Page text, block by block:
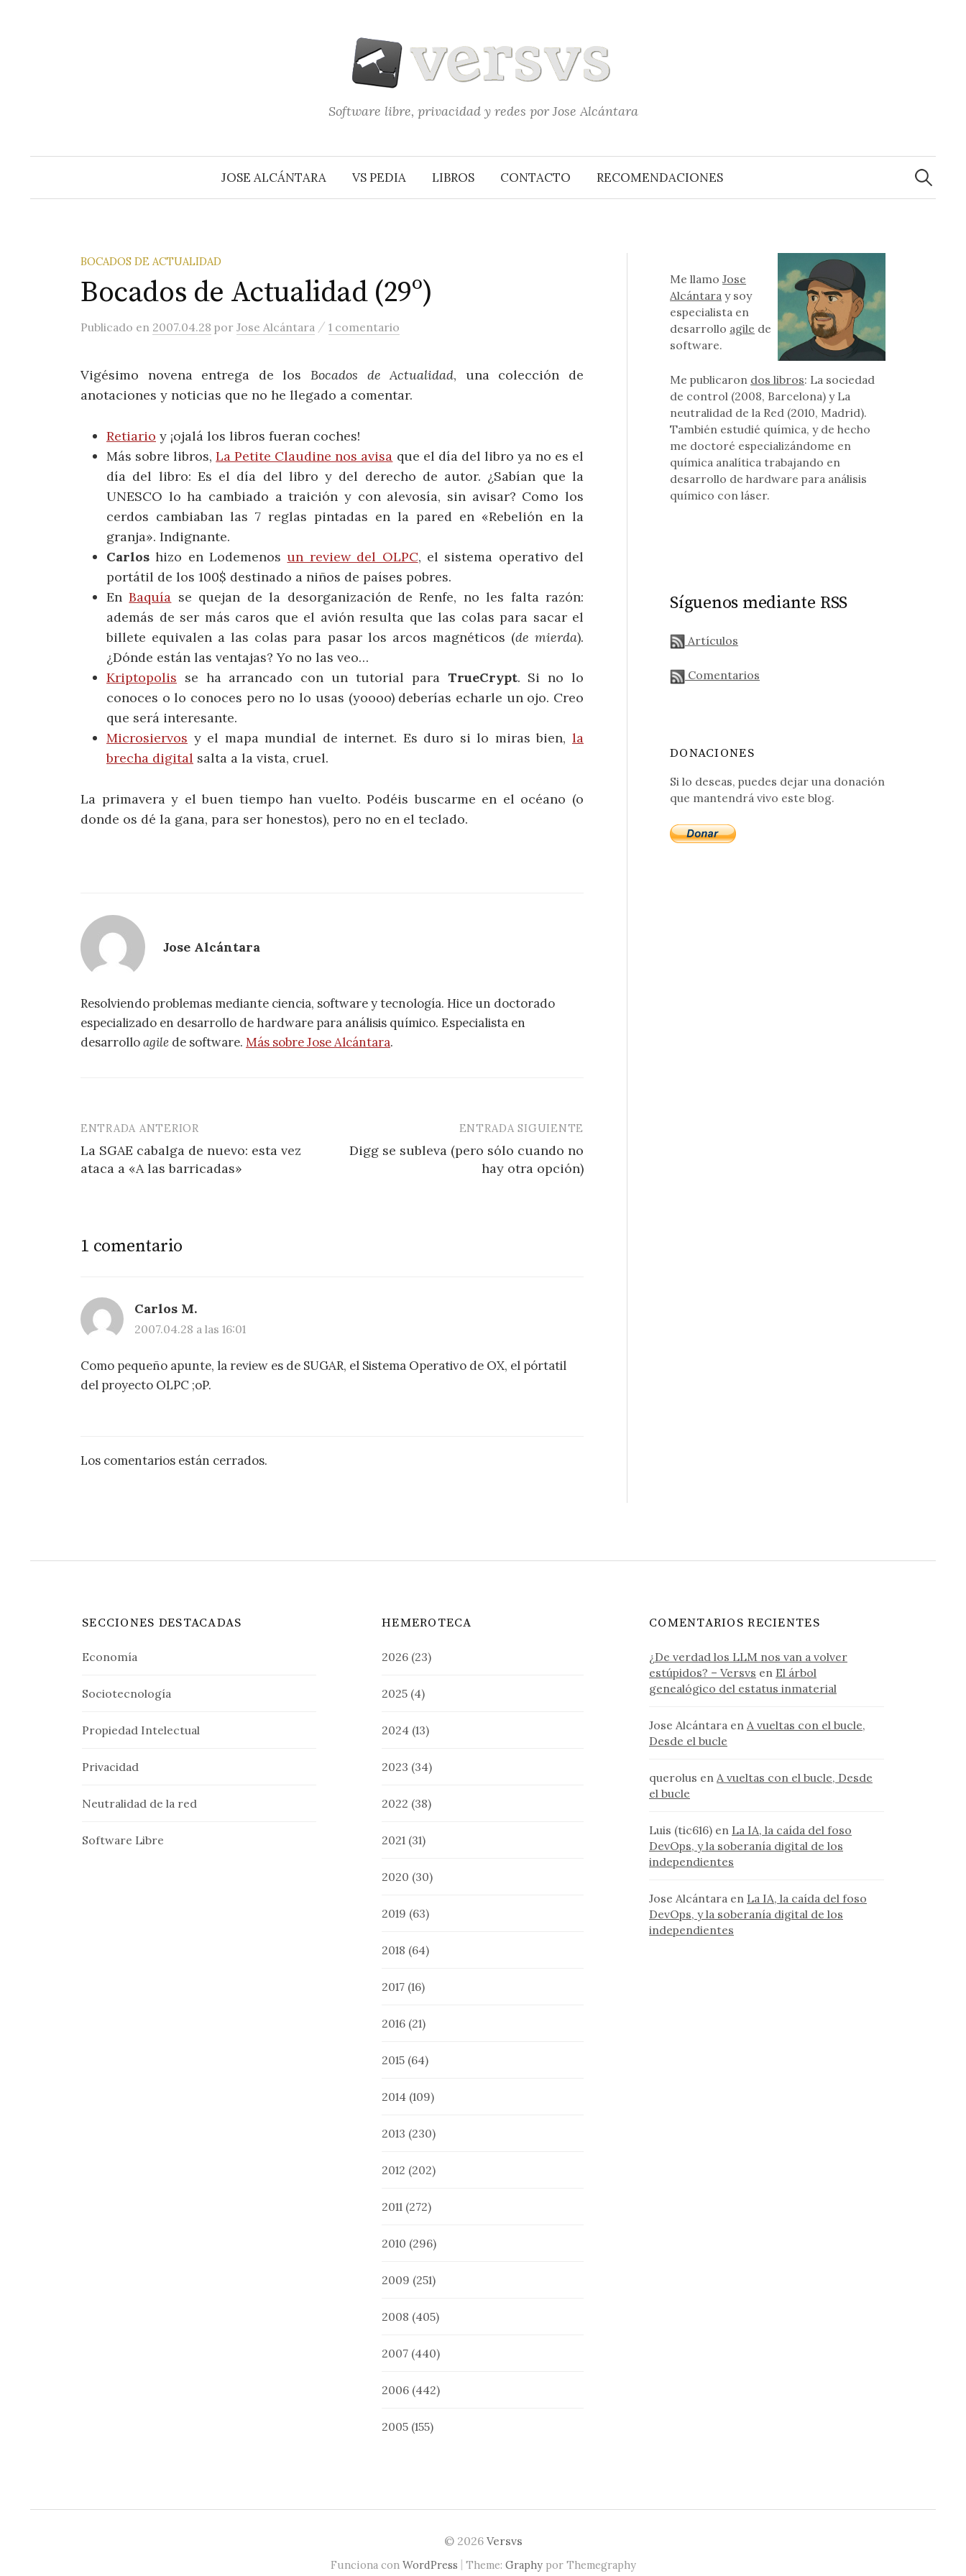
Software libre, privacidad y redes por Jose Alcántara
JOSE ALCÁNTARA VS PEDIA LIBROS CONTACTO RECOMENDACIONES
Buscar:
BOCADOS DE ACTUALIDAD
Bocados de Actualidad (29º)
Publicado en 2007.04.28 por Jose Alcántara / 1 comentario
Vigésimo novena entrega de los Bocados de Actualidad, una colección de
anotaciones y noticias que no he llegado a comentar.
Retiario y ¡ojalá los libros fueran coches!
Más sobre libros,La Petite Claudine nos avisa que el día del libro ya no es el
día del libro: Es el día del libro y del derecho de autor. ¿Sabían que la
UNESCO lo ha cambiado a traición y con alevosía, sin avisar? Como los
cerdos cambiaban las 7 reglas pintadas en la pared en «Rebelión en la
granja». Indignante.
Carlos hizo en Lodemenosun review del OLPC, el sistema operativo del
portátil de los 100$ destinado a niños de países pobres.
EnBaquía se quejan de la desorganización de Renfe, no les falta razón:
además de ser más caros que el avión resulta que las colas para sacar el
billete equivalen a las colas para pasar los arcos magnéticos (de mierda).
¿Dónde están las ventajas? Yo no las veo…
Kriptopolis se ha arrancado con un tutorial para TrueCrypt. Si no lo
conoces o lo conoces pero no lo usas (yoooo) deberías echarle un ojo. Creo
que será interesante.
Microsiervos y el mapa mundial de internet. Es duro si lo miras bien, la
brecha digital salta a la vista, cruel.
La primavera y el buen tiempo han vuelto. Podéis buscarme en el océano (o
donde os dé la gana, para ser honestos), pero no en el teclado.
Jose Alcántara
Resolviendo problemas mediante ciencia, software y tecnología. Hice un doctorado
especializado en desarrollo de hardware para análisis químico. Especialista en
desarrolloagile de software. Más sobre Jose Alcántara.
Navegación
de
ENTRADA ANTERIOR
La SGAE cabalga de nuevo: esta vez
ataca a «A las barricadas»
ENTRADA SIGUIENTE
Digg se subleva (pero sólo cuando no
hay otra opción)
1 comentario
Carlos M.
2007.04.28 a las 16:01
Como pequeño apunte, la review es de SUGAR, el Sistema Operativo de OX, el pórtatil
del proyecto OLPC ;oP.
Los comentarios están cerrados.
Me llamoJose
Alcántara y soy
especialista en
desarrollo agile de
software.
Me publicaron dos libros: La sociedad
de control (2008, Barcelona) y La
neutralidad de la Red (2010, Madrid).
También estudié química, y de hecho
me doctoré especializándome en
química analítica trabajando en
desarrollo de hardware para análisis
químico con láser.
Síguenos mediante RSS
Artículos
Comentarios
DONACIONES
Si lo deseas, puedes dejar una donación
que mantendrá vivo este blog.
SECCIONES DESTACADAS
Economía
Sociotecnología
Propiedad Intelectual
Privacidad
Neutralidad de la red
Software Libre
HEMEROTECA
2026 (23)
2025 (4)
2024 (13)
2023 (34)
2022 (38)
2021 (31)
2020 (30)
2019 (63)
2018 (64)
2017 (16)
2016 (21)
2015 (64)
2014 (109)
2013 (230)
2012 (202)
2011 (272)
2010 (296)
2009 (251)
2008 (405)
2007 (440)
2006 (442)
2005 (155)
COMENTARIOS RECIENTES
¿De verdad los LLM nos van a volver
estúpidos? – Versvs en El árbol
genealógico del estatus inmaterial
Jose Alcántara en A vueltas con el bucle,
Desde el bucle
querolus en A vueltas con el bucle, Desde
el bucle
Luis (tic616) en La IA, la caída del foso
DevOps, y la soberanía digital de los
independientes
Jose Alcántara en La IA, la caída del foso
DevOps, y la soberanía digital de los
independientes
© 2026 Versvs
Funciona con WordPress | Theme: Graphypor Themegraphy